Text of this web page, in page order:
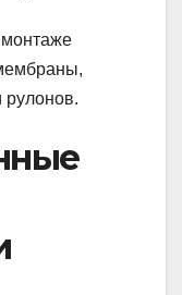
рулонов.